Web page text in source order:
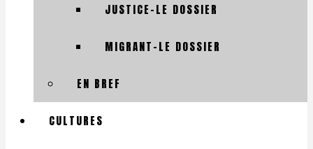
JUSTICE-LE DOSSIER
MIGRANT-LE DOSSIER
EN BREF
CULTURES